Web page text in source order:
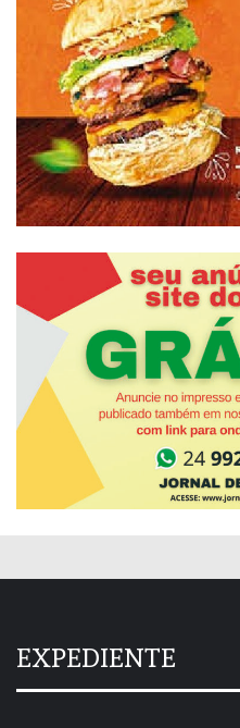
EXPEDIENTE